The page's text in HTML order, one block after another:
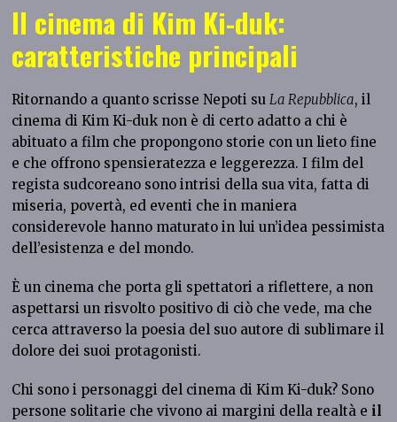
Il cinema di Kim Ki-duk:
caratteristiche principali
Ritornando a quanto scrisse Nepoti su La Repubblica, il
cinema di Kim Ki-duk non è di certo adatto a chi è
abituato a film che propongono storie con un lieto fine
e che offrono spensieratezza e leggerezza. I film del
regista sudcoreano sono intrisi della sua vita, fatta di
miseria, povertà, ed eventi che in maniera
considerevole hanno maturato in lui un’idea pessimista
dell’esistenza e del mondo.
È un cinema che porta gli spettatori a riflettere, a non
aspettarsi un risvolto positivo di ciò che vede, ma che
cerca attraverso la poesia del suo autore di sublimare il
dolore dei suoi protagonisti.
Chi sono i personaggi del cinema di Kim Ki-duk? Sono
persone solitarie che vivono ai margini della realtà e il